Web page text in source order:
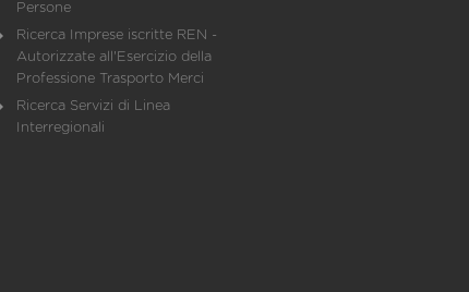
Persone
Ricerca Imprese iscritte REN -
Autorizzate all'Esercizio della
Professione Trasporto Merci
Ricerca Servizi di Linea
Interregionali